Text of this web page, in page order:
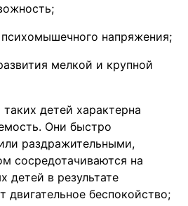
напряжения;
мелкой и крупной
детей характерна
Они быстро
раздражительными,
сосредотачиваются на
детей в результате
двигательное беспокойство;